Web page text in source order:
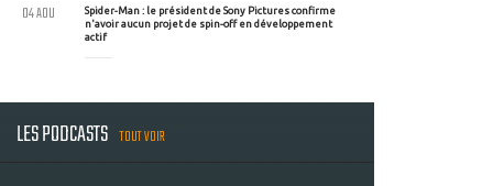
Spider-Man : le président de Sony Pictures confirme
n'avoir aucun projet de spin-off en développement
actif
04 AOU
LES PODCASTS TOUT VOIR